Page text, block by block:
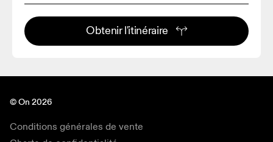
Obtenir l'itinéraire
© On 2026
Conditions générales de vente